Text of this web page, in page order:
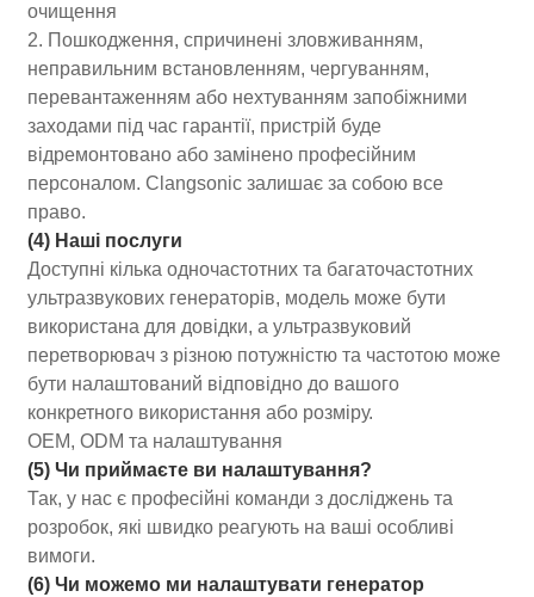
очищення
2. Пошкодження, спричинені зловживанням,
неправильним встановленням, чергуванням,
перевантаженням або нехтуванням запобіжними
заходами під час гарантії, пристрій буде
відремонтовано або замінено професійним
персоналом. Clangsonic залишає за собою все
право.
(4) Наші послуги
Доступні кілька одночастотних та багаточастотних
ультразвукових генераторів, модель може бути
використана для довідки, а ультразвуковий
перетворювач з різною потужністю та частотою може
бути налаштований відповідно до вашого
конкретного використання або розміру.
OEM, ODM та налаштування
(5) Чи приймаєте ви налаштування?
Так, у нас є професійні команди з досліджень та
розробок, які швидко реагують на ваші особливі
вимоги.
(6) Чи можемо ми налаштувати генератор